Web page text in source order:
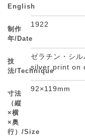
English
制作
年/Date
1922
技
法/Technique
ゼラチン・シ
silver print on
寸法
（縦
×横
×奥
行）/Size
92×119mm